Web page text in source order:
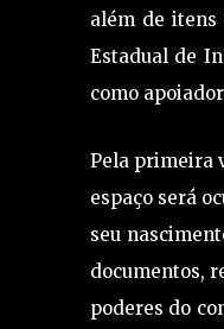
além de itens
Estadual de
como
Pela primeira
espaço será
seu
documentos,
poderes do